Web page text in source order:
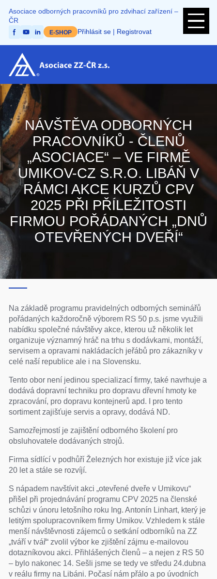
obsahu
Asociace odborných pracovníků pro zdvihací zařízení –
ČR
E-SHOP Přihlásit se| Registrovat
NÁVŠTĚVA ODBORNÝCH
PRACOVNÍKŮ - ČLENŮ
„ASOCIACE“ – VE FIRMĚ
UMIKOV-CZ S.R.O. LIBÁŇ V
RÁMCI AKCE KURZŮ CPV
2025 PŘI PŘÍLEŽITOSTI
FIRMOU POŘÁDANÝCH „DNŮ
OTEVŘENÝCH DVEŘÍ“
Na základě programu pravidelných odborných seminářů
pořádaných každoročně výborem RS 50 p.s. jsme využili
nabídku společné návštěvy akce, kterou už několik let
organizuje významný hráč na trhu s dodávkami, montáží,
servisem a opravami nakládacích jeřábů pro zákazníky v
celé naší republice ale i na Slovensku.
Tento obor není jedinou specializací firmy, také navrhuje a
dodává dopravní techniku pro dopravu dřevní hmoty ke
zpracování, pro dopravu kontejnerů apd. I pro tento
sortiment zajišťuje servis a opravy, dodává ND.
Samozřejmostí je zajištění odborného školení pro
obsluhovatele dodávaných strojů.
Firma sídlící v podhůří Železných hor existuje již více jak
20 let a stále se rozvíjí.
S nápadem navštívit akci „otevřené dveře v Umikovu“
přišel při projednávání programu CPV 2025 na členské
schůzi v únoru letošního roku Ing. Antonín Linhart, který je
letitým spolupracovníkem firmy Umikov. Vzhledem k stále
menší návštěvnosti zájemců o setkání odborníků na ZZ
„tváří v tvář“ zvolil výbor ke zjištění zájmu e-mailovou
dotazníkovou akci. Přihlášených členů – a nejen z RS 50
– bylo nakonec 14. Sešli jsme se tedy ve středu 24.dubna
v reálu firmy na Libáni. Počasí nám přálo a po úvodních